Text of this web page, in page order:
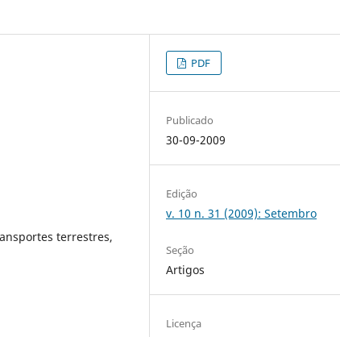
terrestres,
PDF
Publicado
30-09-2009
Edição
v. 10 n. 31 (2009): Setembro
Seção
Artigos
Licença